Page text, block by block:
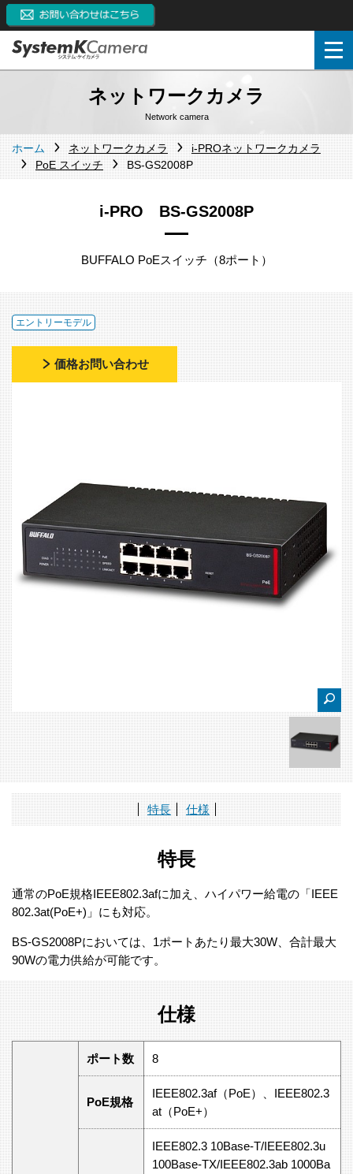
ネットワークカメラ
Network camera
ホーム ネットワークカメラ
i-PROネットワークカメラ
PoE スイッチ
BS-GS2008P
i-PRO BS-GS2008P
BUFFALO PoEスイッチ（8ポート）
エントリーモデル
価格お問い合わせ
特長 仕様
特長
通常のPoE規格IEEE802.3afに加え、ハイパワー給電の「IEEE
802.3at(PoE+)」にも対応。
BS-GS2008Pにおいては、1ポートあたり最大30W、合計最大
90Wの電力供給が可能です。
仕様
ポート数 8
PoE規格
IEEE802.3af（PoE）、IEEE802.3
at（PoE+）
IEEE802.3 10Base-T/IEEE802.3u
100Base-TX/IEEE802.3ab 1000Ba